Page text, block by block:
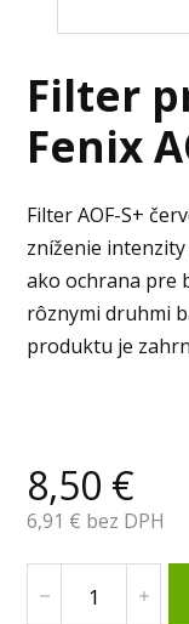
Filter
Fenix
Filter AOF-S+
zníženie
ako ochrana pre
rôznymi druhmi
produktu je
8,50 €
6,91 € bez DPH